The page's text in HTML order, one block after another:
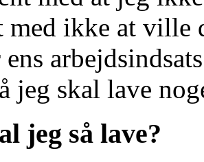
med ikke at ville
jeg skal lave
jeg så lave?